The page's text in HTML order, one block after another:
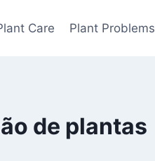
Care Plant Problems
de plantas